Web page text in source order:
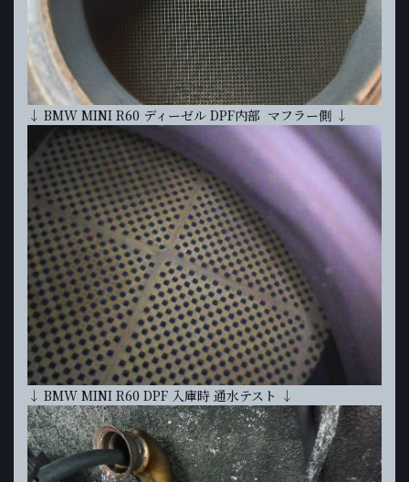
↓ BMW MINI R60 ディーゼル DPF内部 マフラー側 ↓
↓ BMW MINI R60 DPF 入庫時 通水テスト ↓